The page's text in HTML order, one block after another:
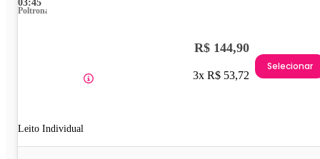
03:45
Poltrona
Leito Individual
R$ 144,90
3x R$ 53,72
Selecionar